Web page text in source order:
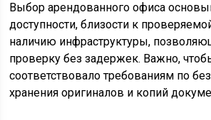
Выбор арендованного офиса
доступности, близости к
наличию инфраструктуры,
проверку без задержек. Важно,
соответствовало требованиям по
хранения оригиналов и копий